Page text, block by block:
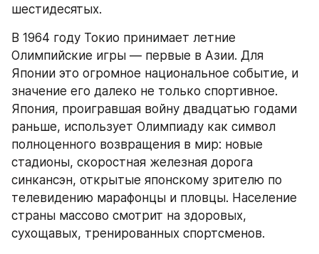
шестидесятых.
В 1964 году Токио принимает летние
Олимпийские игры — первые в Азии. Для
Японии это огромное национальное событие, и
значение его далеко не только спортивное.
Япония, проигравшая войну двадцатью годами
раньше, использует Олимпиаду как символ
полноценного возвращения в мир: новые
стадионы, скоростная железная дорога
синкансэн, открытые японскому зрителю по
телевидению марафонцы и пловцы. Население
страны массово смотрит на здоровых,
сухощавых, тренированных спортсменов.